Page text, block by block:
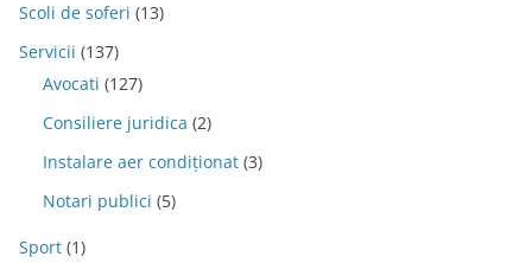
Scoli de soferi (13)
Servicii (137)
Avocati (127)
Consiliere juridica (2)
Instalare aer condiționat (3)
Notari publici (5)
Sport (1)